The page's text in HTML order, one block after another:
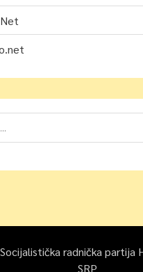
radnička partija
SRP